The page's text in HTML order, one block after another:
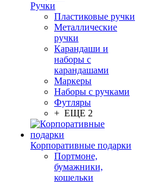
Ручки
Пластиковые ручки
Металлические
ручки
Карандаши и
наборы с
карандашами
Маркеры
Наборы с ручками
Футляры
+ ЕЩЕ 2
Корпоративные подарки
Портмоне,
бумажники,
кошельки